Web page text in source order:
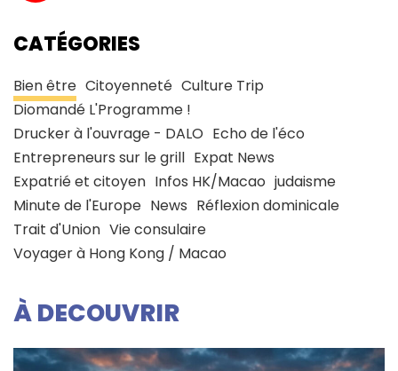
CATÉGORIES
Bien être Citoyenneté Culture Trip
Diomandé L'Programme !
Drucker à l'ouvrage - DALO Echo de l'éco
Entrepreneurs sur le grill Expat News
Expatrié et citoyen Infos HK/Macao judaisme
Minute de l'Europe News Réflexion dominicale
Trait d'Union Vie consulaire
Voyager à Hong Kong / Macao
À DECOUVRIR